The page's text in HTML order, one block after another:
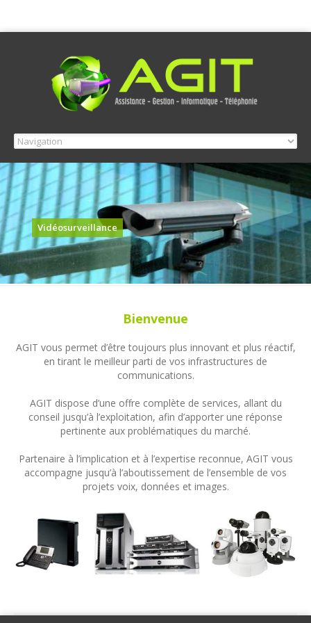
Vidéosurveillance
Bienvenue
AGIT vous permet d’être toujours plus innovant et plus réactif,
en tirant le meilleur parti de vos infrastructures de
communications.
AGIT dispose d’une offre complète de services, allant du
conseil jusqu’à l’exploitation, afin d’apporter une réponse
pertinente aux problématiques du marché.
Partenaire à l’implication et à l’expertise reconnue, AGIT vous
accompagne jusqu’à l’aboutissement de l’ensemble de vos
projets voix, données et images.